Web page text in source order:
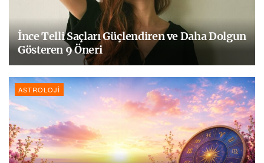
İnce Telli Saçları Güçlendiren ve Daha Dolgun
Gösteren 9 Öneri
ASTROLOJI